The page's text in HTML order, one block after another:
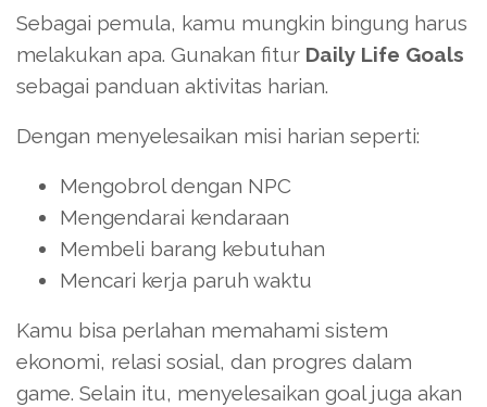
Sebagai pemula, kamu mungkin bingung harus
melakukan apa. Gunakan fitur Daily Life Goals
sebagai panduan aktivitas harian.
Dengan menyelesaikan misi harian seperti:
Mengobrol dengan NPC
Mengendarai kendaraan
Membeli barang kebutuhan
Mencari kerja paruh waktu
Kamu bisa perlahan memahami sistem
ekonomi, relasi sosial, dan progres dalam
game. Selain itu, menyelesaikan goal juga akan